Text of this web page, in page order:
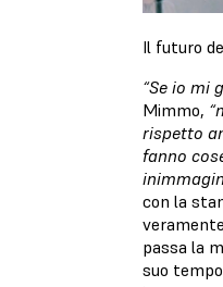
Il futuro
“Se io mi
Mimmo,
rispetto
fanno
con la
passa la
suo